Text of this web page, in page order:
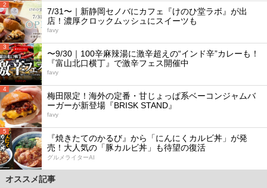
2
7/31〜｜新静岡セノバにカフェ『けのひ堂ラボ』が出
店！濃厚クロックムッシュにスイーツも
favy
3
〜9/30｜100辛麻辣湯に激辛超えの“インド辛”カレーも！
『富山北口横丁』で激辛フェス開催中
favy
4
梅田限定！海外の定番・甘じょっぱ系ベーコンジャムバ
ーガーが新登場『BRISK STAND』
favy
5
『焼きたてのかるび』から「にんにくカルビ丼」が発
売！大人気の「豚カルビ丼」も待望の復活
グルメライターAI
オススメ記事